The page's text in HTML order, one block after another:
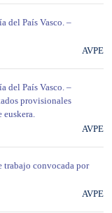
del País Vasco. –
AVPE
del País Vasco. –
provisionales
AVPE
trabajo convocada por
AVPE